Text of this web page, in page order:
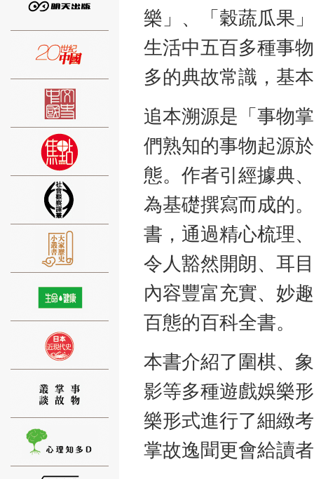
樂」、「穀蔬瓜果
生活中五百多種事
多的典故常識，基
追本溯源是「事物
們熟知的事物起源
態。作者引經據典
為基礎撰寫而成的
書，通過精心梳理
令人豁然開朗、耳
內容豐富充實、妙
百態的百科全書。
本書介紹了圍棋、
影等多種遊戲娛樂
樂形式進行了細緻
掌故逸聞更會給讀